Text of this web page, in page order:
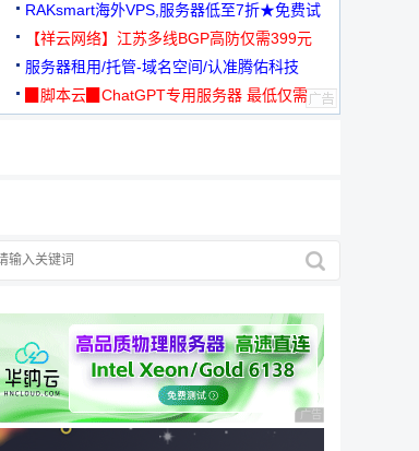
用★
RAKsmart海外VPS,服务器低至7折★免费试
用★
【祥云网络】江苏多线BGP高防仅需399元
服务器租用/托管-域名空间/认准腾佑科技
▉脚本云▉ChatGPT专用服务器 最低仅需
广告 商业广告，理性